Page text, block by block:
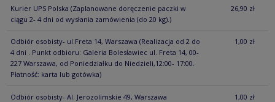
Kurier UPS Polska (Zaplanowane doręczenie paczki w
ciągu 2- 4 dni od wysłania zamówienia (do 20 kg).)
26,90 zł
Odbiór osobisty- ul.Freta 14, Warszawa (Realizacja od 2 do
4 dni . Punkt odbioru: Galeria Bolesławiec ul. Freta 14, 00-
227 Warszawa, od Poniedziałku do Niedzieli,12:00- 17:00.
Płatność: karta lub gotówka)
1,00 zł
Odbiór osobisty- Al. Jerozolimskie 49, Warszawa
1,00 zł